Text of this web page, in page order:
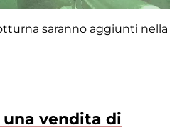
saranno aggiunti nella
una vendita di